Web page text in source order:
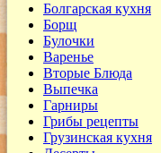
Болгарская кухня
Борщ
Булочки
Варенье
Вторые Блюда
Выпечка
Гарниры
Грибы рецепты
Грузинская кухня